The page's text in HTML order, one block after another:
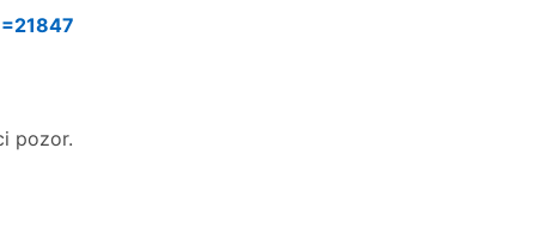
pozor.